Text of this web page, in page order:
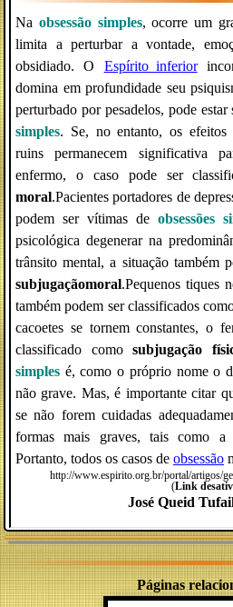
Na obsessão simples, ocorre um
limita a perturbar a vontade,
obsidiado. O Espírito_inferior
domina em profundidade seu
perturbado por pesadelos, pode
simples. Se, no entanto, os efeitos
ruins permanecem significativa
enfermo, o caso pode ser
moral.Pacientes portadores de
podem ser vítimas de obsessões
psicológica degenerar na
trânsito mental, a situação também
subjugaçãomoral.Pequenos tiques
também podem ser classificados
cacoetes se tornem constantes, o
classificado comosubjugação
simples é, como o próprio nome o
não grave. Mas, é importante citar
se não forem cuidadas
formas mais graves, tais como a
Portanto, todos os casos de obsessão
http://www.espirito.org.br/portal/artigos/
(Link
José Queid
Páginas